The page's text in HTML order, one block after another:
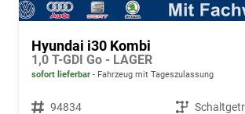
Hyundai i30 Kombi
1,0 T-GDI Go - LAGER
sofort lieferbar Fahrzeug mit Tageszulassung
Fahrzeugnr. 94834 Getriebe